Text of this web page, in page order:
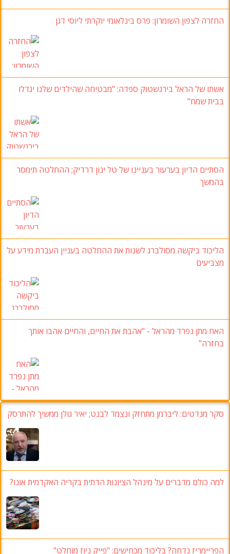
השומרון: פרס בינלאומי יוקרתי ליוסי דגן
הראל בירנשטוק ספדה: "מבטיחה שהילדים שלנו יגדלו
בערעור בעניינו של טל ינון דרדיק; ההחלטה תימסר
מסולברג לשנות את ההחלטה בעניין העברת מידע על
נפרד מהראל - "אהבת את החיים, והחיים אהבו אותך
ליברמן מתחזק ונצמד לבנט;יאיר גולן ממשיך להתרסק
מדברים על מינהל הציונות הדתית בקריה האקדמית אונו?
נדחה? בליכוד מכחישים: "פייק ניוז מוחלט"